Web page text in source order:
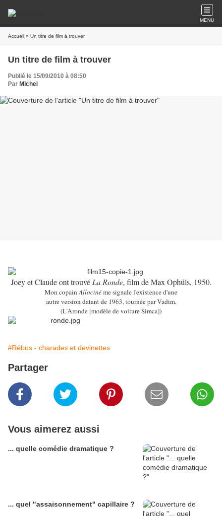
MENU
Accueil » Un titre de film à trouver
Un titre de film à trouver
Publié le 15/09/2010 à 08:50
Par Michel
Joey et Claude ont trouvé La Ronde, film de Max Ophüls, 1950.
Mon copainAllocinéme signale l'existence d'une
autre version datant de 1963, tournée par Vadim.
(L'Aronde [modèle de voiture Simca])
#Rébus - charades et devinettes
Partager
Vous aimerez aussi
... quelle comédie dramatique ?
... quel "assaisonnement" capillaire ?